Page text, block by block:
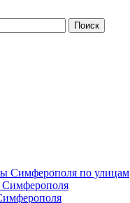
Симферополя по улицам